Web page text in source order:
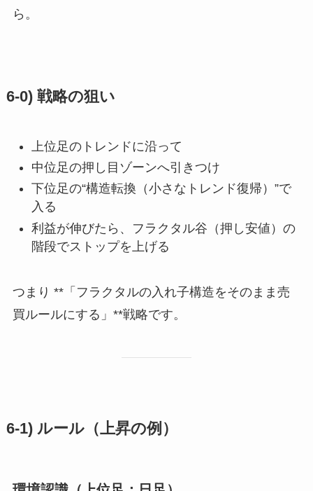
ら。
6-0) 戦略の狙い
上位足のトレンドに沿って
中位足の押し目ゾーンへ引きつけ
下位足の“構造転換（小さなトレンド復帰）”で
入る
利益が伸びたら、フラクタル谷（押し安値）の
階段でストップを上げる
つまり **「フラクタルの入れ子構造をそのまま売
買ルールにする」**戦略です。
6-1) ルール（上昇の例）